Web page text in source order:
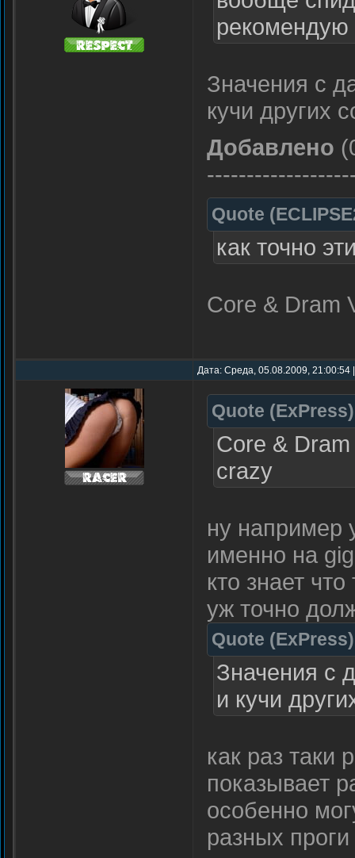
рекомендую
Значения с
кучи других
Добавлено
Quote (
как точно
Core & Dram
Дата: Среда, 05.08.2009,
Quote (ExPress)
Core & Dram
crazy
ну например
именно на
кто знает
уж точно
Quote (ExPress)
Значения с
и кучи
как раз таки
показывает
особенно
разных